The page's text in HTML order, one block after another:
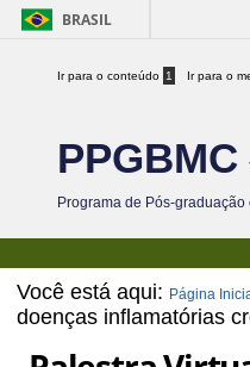
BRASIL
Ir para o conteúdo 1 Ir para o
PPGBMC
Programa de Pós-
Você está aqui: Página
doenças inflamatórias